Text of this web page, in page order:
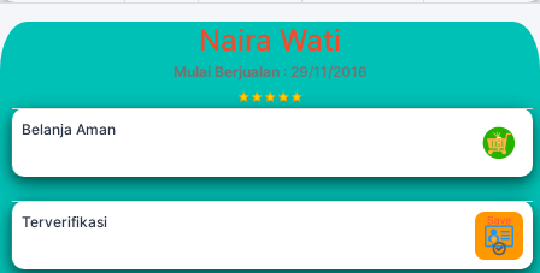
Naira Wati
Mulai Berjualan: 29/11/2016
Belanja Aman
Terverifikasi